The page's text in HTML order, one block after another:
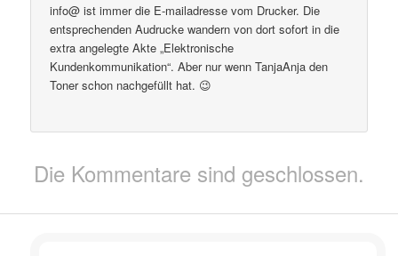
info@ ist immer die E-mailadresse vom Drucker. Die
entsprechenden Audrucke wandern von dort sofort in die
extra angelegte Akte „Elektronische
Kundenkommunikation“. Aber nur wenn TanjaAnja den
Toner schon nachgefüllt hat. 😉
Die Kommentare sind geschlossen.